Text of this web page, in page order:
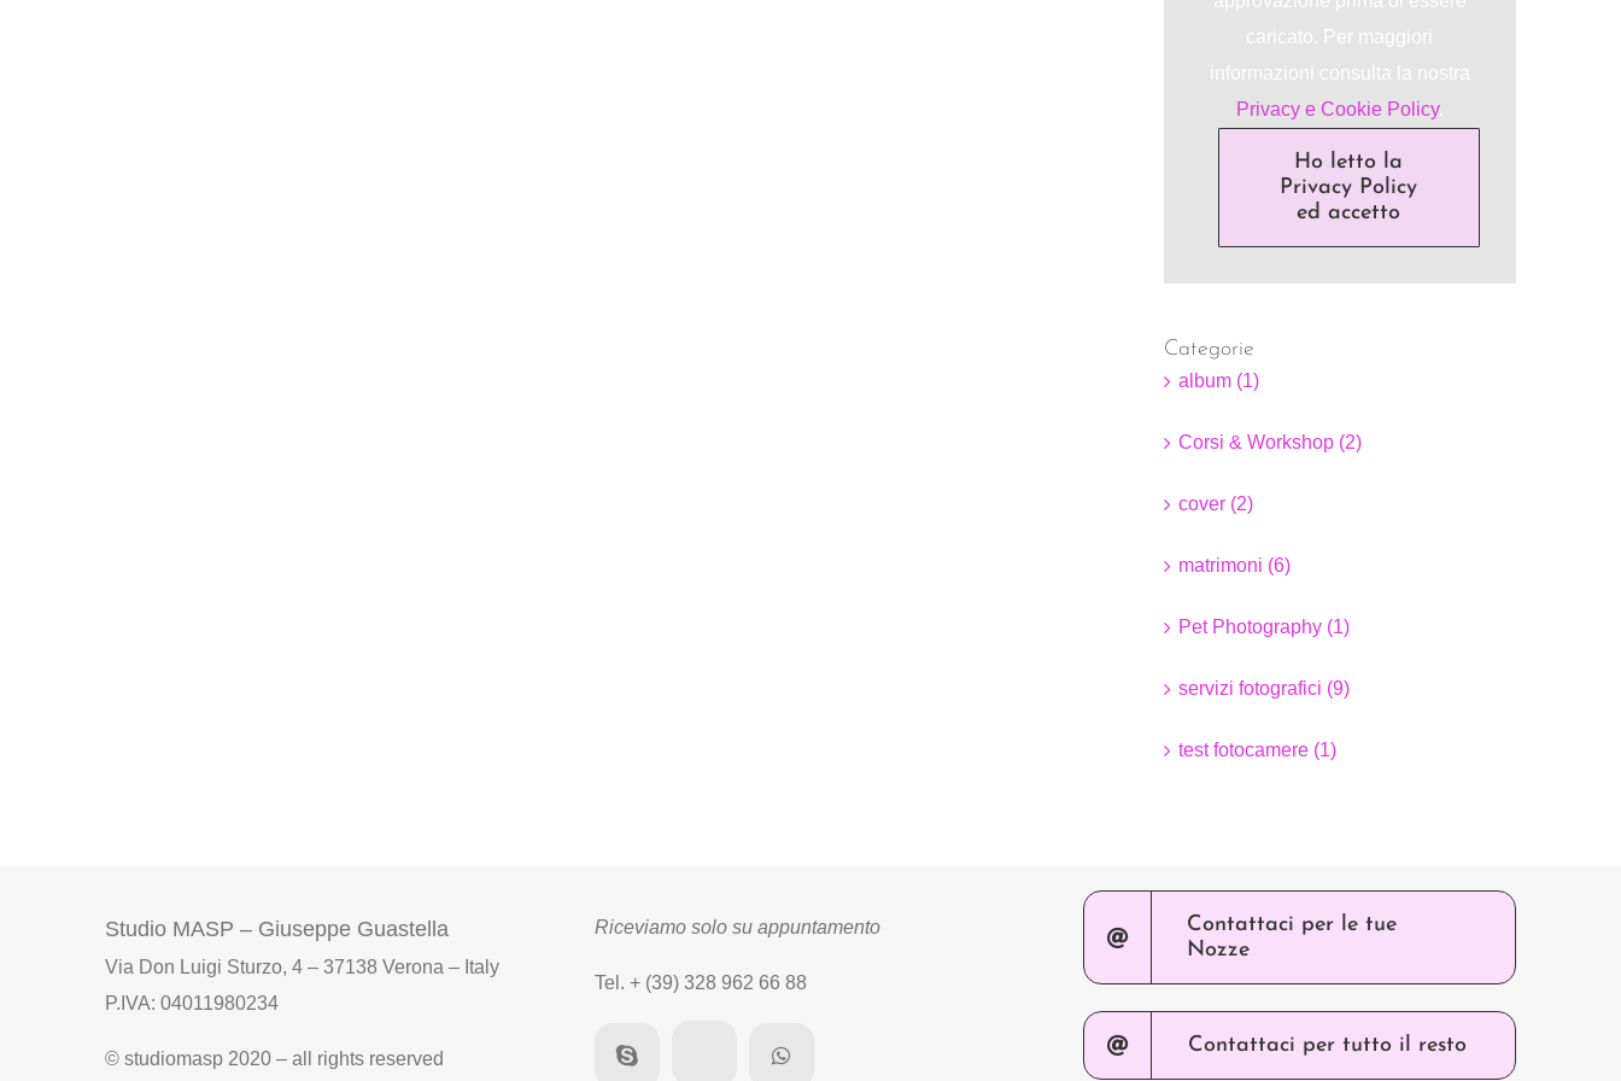
caricato. Per maggiori
informazioni consulta la nostra
Privacy e Cookie Policy.
Ho letto la
Privacy Policy
ed accetto
Categorie
album (1)
Corsi & Workshop (2)
cover (2)
matrimoni (6)
Pet Photography (1)
servizi fotografici (9)
test fotocamere (1)
Studio MASP – Giuseppe Guastella
Via Don Luigi Sturzo, 4 – 37138 Verona – Italy
P.IVA: 04011980234
© studiomasp 2020 – all rights reserved
Riceviamo solo su appuntamento
Tel. + (39) 328 962 66 88
Contattaci per le tue
Nozze
Contattaci per tutto il resto